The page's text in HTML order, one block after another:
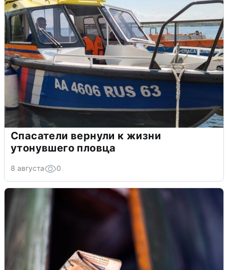
Спасатели вернули к жизни
утонувшего пловца
8 августа 0